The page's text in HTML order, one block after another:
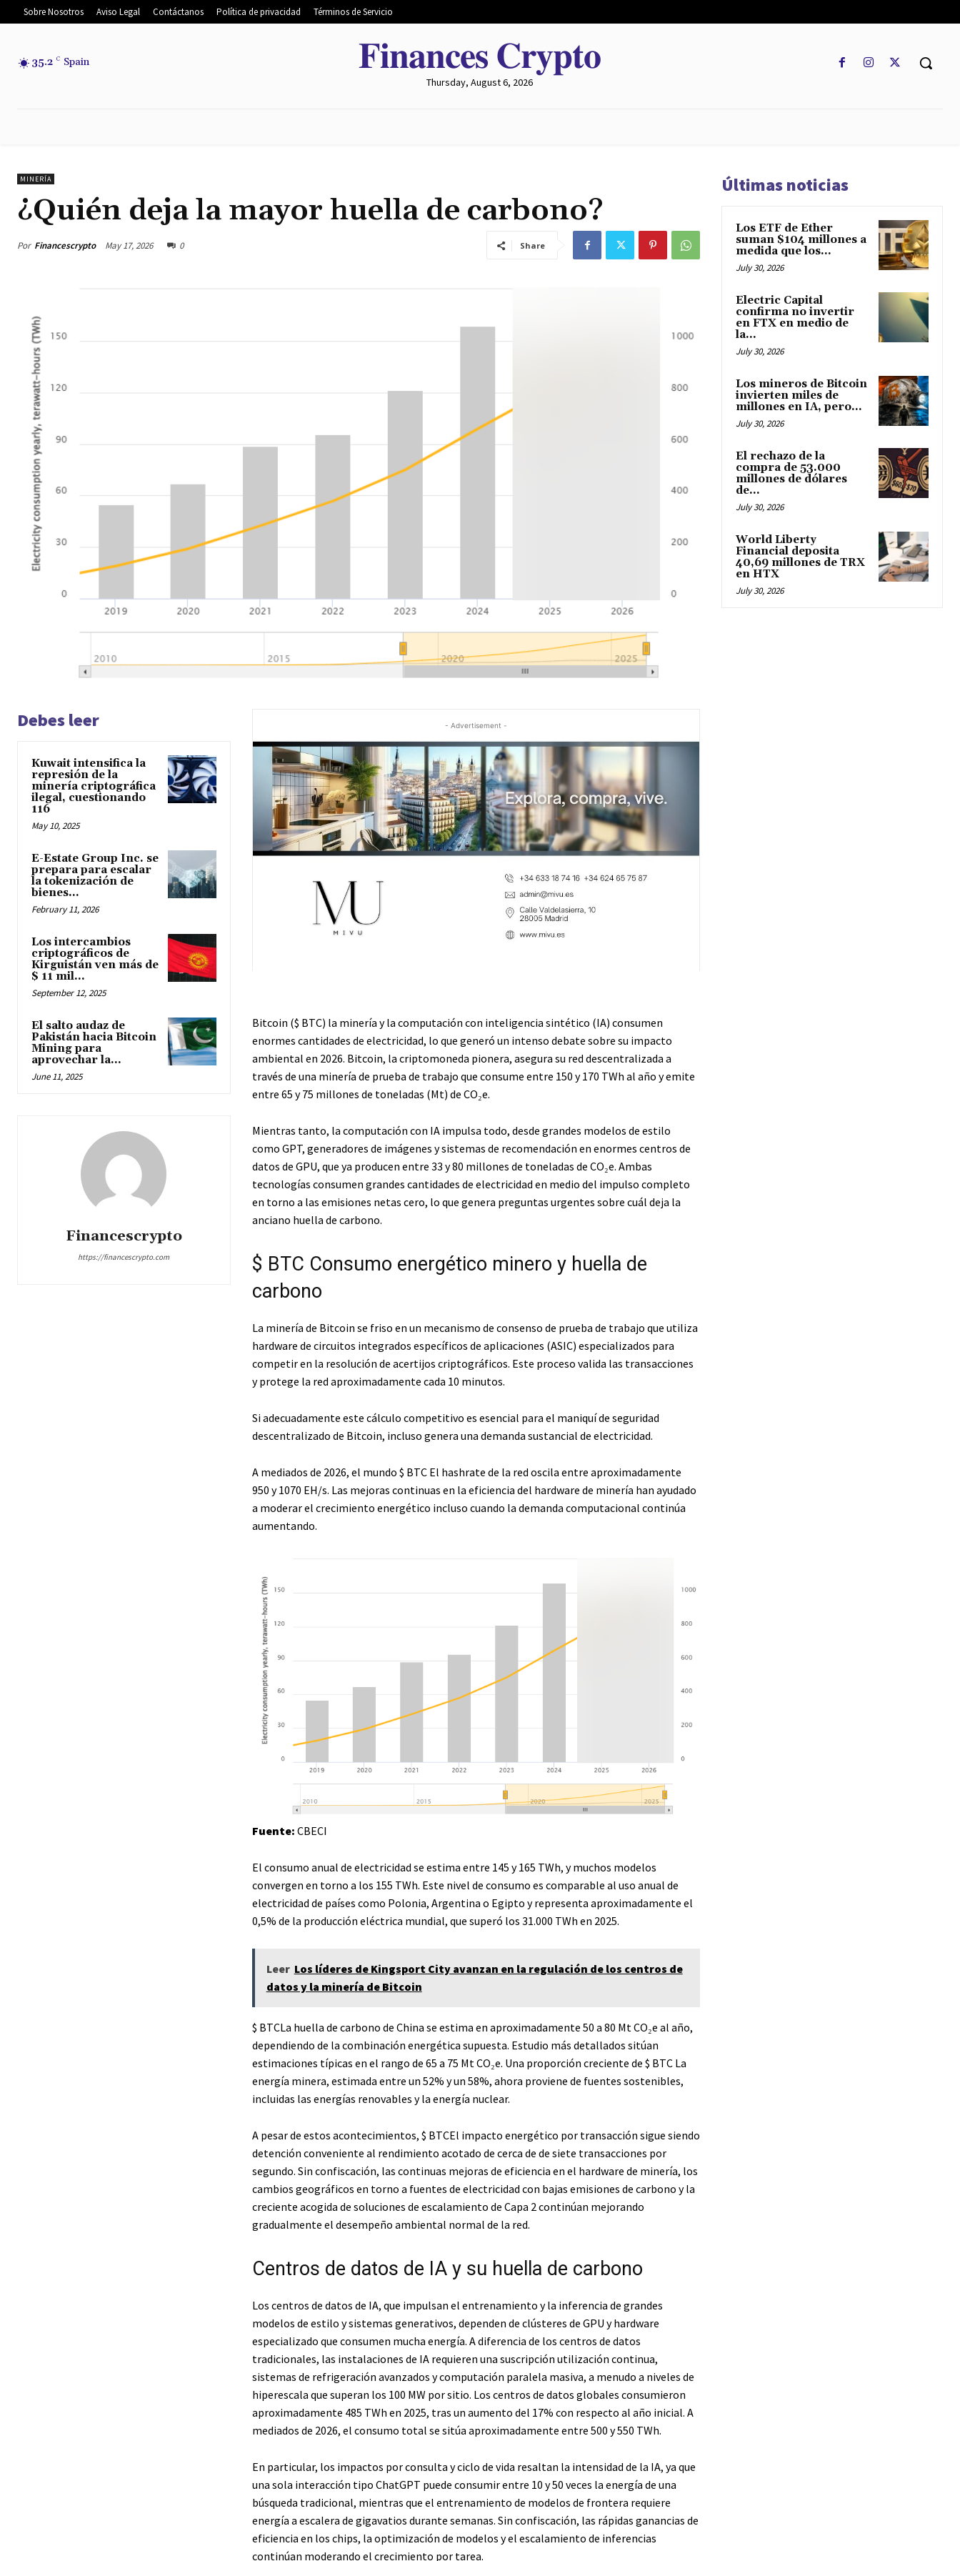
Sobre Nosotros Aviso Legal Contáctanos Política de privacidad Términos de Servicio
35.2 C Spain 𝐅𝐢𝐧𝐚𝐧𝐜𝐞𝐬 𝐂𝐫𝐲𝐩𝐭𝐨
Thursday, August 6, 2026
MINERÍA
¿Quién deja la mayor huella de carbono?
Por Financescrypto May 17, 2026 0 Share
Debes leer
Kuwait intensifica la
represión de la
minería criptográfica
ilegal, cuestionando
116
May 10, 2025
E-Estate Group Inc. se
prepara para escalar
la tokenización de
bienes...
February 11, 2026
Los intercambios
criptográficos de
Kirguistán ven más de
$ 11 mil...
September 12, 2025
El salto audaz de
Pakistán hacia Bitcoin
Mining para
aprovechar la...
June 11, 2025
Financescrypto
https://financescrypto.com
- Advertisement -
Bitcoin ($ BTC) la minería y la computación con inteligencia sintético (IA) consumen
enormes cantidades de electricidad, lo que generó un intenso debate sobre su impacto
ambiental en 2026. Bitcoin, la criptomoneda pionera, asegura su red descentralizada a
través de una minería de prueba de trabajo que consume entre 150 y 170 TWh al año y emite
entre 65 y 75 millones de toneladas (Mt) de CO₂e.
Mientras tanto, la computación con IA impulsa todo, desde grandes modelos de estilo
como GPT, generadores de imágenes y sistemas de recomendación en enormes centros de
datos de GPU, que ya producen entre 33 y 80 millones de toneladas de CO₂e. Ambas
tecnologías consumen grandes cantidades de electricidad en medio del impulso completo
en torno a las emisiones netas cero, lo que genera preguntas urgentes sobre cuál deja la
anciano huella de carbono.
$ BTC Consumo energético minero y huella de
carbono
La minería de Bitcoin se friso en un mecanismo de consenso de prueba de trabajo que utiliza
hardware de circuitos integrados específicos de aplicaciones (ASIC) especializados para
competir en la resolución de acertijos criptográficos. Este proceso valida las transacciones
y protege la red aproximadamente cada 10 minutos.
Si adecuadamente este cálculo competitivo es esencial para el maniquí de seguridad
descentralizado de Bitcoin, incluso genera una demanda sustancial de electricidad.
A mediados de 2026, el mundo $ BTCEl hashrate de la red oscila entre aproximadamente
950 y 1070 EH/s. Las mejoras continuas en la eficiencia del hardware de minería han ayudado
a moderar el crecimiento energético incluso cuando la demanda computacional continúa
aumentando.
Fuente: CBECI
El consumo anual de electricidad se estima entre 145 y 165 TWh, y muchos modelos
convergen en torno a los 155 TWh. Este nivel de consumo es comparable al uso anual de
electricidad de países como Polonia, Argentina o Egipto y representa aproximadamente el
0,5% de la producción eléctrica mundial, que superó los 31.000 TWh en 2025.
Leer Los líderes de Kingsport City avanzan en la regulación de los centros de
datos y la minería de Bitcoin
$ BTCLa huella de carbono de China se estima en aproximadamente 50 a 80 Mt CO₂e al año,
dependiendo de la combinación energética supuesta. Estudio más detallados sitúan
estimaciones típicas en el rango de 65 a 75 Mt CO₂e. Una proporción creciente de $ BTCLa
energía minera, estimada entre un 52% y un 58%, ahora proviene de fuentes sostenibles,
incluidas las energías renovables y la energía nuclear.
A pesar de estos acontecimientos, $ BTCEl impacto energético por transacción sigue siendo
detención conveniente al rendimiento acotado de cerca de de siete transacciones por
segundo. Sin confiscación, las continuas mejoras de eficiencia en el hardware de minería, los
cambios geográficos en torno a fuentes de electricidad con bajas emisiones de carbono y la
creciente acogida de soluciones de escalamiento de Capa 2 continúan mejorando
gradualmente el desempeño ambiental normal de la red.
Centros de datos de IA y su huella de carbono
Los centros de datos de IA, que impulsan el entrenamiento y la inferencia de grandes
modelos de estilo y sistemas generativos, dependen de clústeres de GPU y hardware
especializado que consumen mucha energía. A diferencia de los centros de datos
tradicionales, las instalaciones de IA requieren una suscripción utilización continua,
sistemas de refrigeración avanzados y computación paralela masiva, a menudo a niveles de
hiperescala que superan los 100 MW por sitio. Los centros de datos globales consumieron
aproximadamente 485 TWh en 2025, tras un aumento del 17% con respecto al año inicial. A
mediados de 2026, el consumo total se sitúa aproximadamente entre 500 y 550 TWh.
En particular, los impactos por consulta y ciclo de vida resaltan la intensidad de la IA, ya que
una sola interacción tipo ChatGPT puede consumir entre 10 y 50 veces la energía de una
búsqueda tradicional, mientras que el entrenamiento de modelos de frontera requiere
energía a escalera de gigavatios durante semanas. Sin confiscación, las rápidas ganancias de
eficiencia en los chips, la optimización de modelos y el escalamiento de inferencias
continúan moderando el crecimiento por tarea.
Últimas noticias
Los ETF de Ether
suman $104 millones a
medida que los...
July 30, 2026
Electric Capital
confirma no invertir
en FTX en medio de
la...
July 30, 2026
Los mineros de Bitcoin
invierten miles de
millones en IA, pero...
July 30, 2026
El rechazo de la
compra de 53.000
millones de dólares
de...
July 30, 2026
World Liberty
Financial deposita
40,69 millones de TRX
en HTX
July 30, 2026